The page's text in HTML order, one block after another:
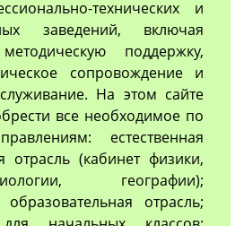
технических и
заведений, включая
поддержку,
сопровождение и
На этом сайте
все необходимое по
естественная
отрасль (кабинет физики,
географии);
образовательная отрасль;